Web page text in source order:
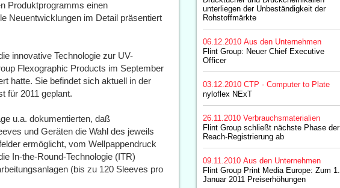
Produktprogramms einen
Neuentwicklungen im Detail präsentiert
innovative Technologie zur UV-
Flexographic Products im September
hatte. Sie befindet sich aktuell in der
für 2011 geplant.
u.a. dokumentierten, daß
und Geräten die Wahl des jeweils
ermöglicht, vom Wellpappendruck
In-the-Round-Technologie (ITR)
(bis zu 120 Sleeves pro
unterliegen der Unbeständigkeit der
Rohstoffmärkte
06.12.2010 Aus den Unternehmen
Flint Group: Neuer Chief Executive
Officer
03.12.2010 CTP - Computer to Plate
nyloflex NExT
26.11.2010 Verbrauchsmaterialien
Flint Group schließt nächste Phase der
Reach-Registrierung ab
09.11.2010 Aus den Unternehmen
Flint Group Print Media Europe: Zum 1.
Januar 2011 Preiserhöhungen